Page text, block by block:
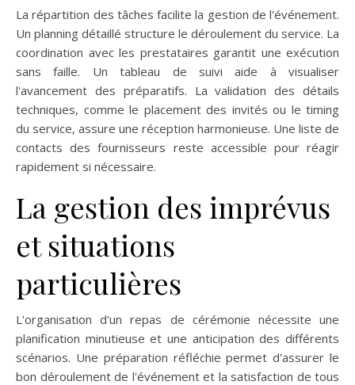
La répartition des tâches facilite la gestion de l'événement.
Un planning détaillé structure le déroulement du service. La
coordination avec les prestataires garantit une exécution
sans faille. Un tableau de suivi aide à visualiser
l'avancement des préparatifs. La validation des détails
techniques, comme le placement des invités ou le timing
du service, assure une réception harmonieuse. Une liste de
contacts des fournisseurs reste accessible pour réagir
rapidement si nécessaire.
La gestion des imprévus
et situations
particulières
L'organisation d'un repas de cérémonie nécessite une
planification minutieuse et une anticipation des différents
scénarios. Une préparation réfléchie permet d'assurer le
bon déroulement de l'événement et la satisfaction de tous